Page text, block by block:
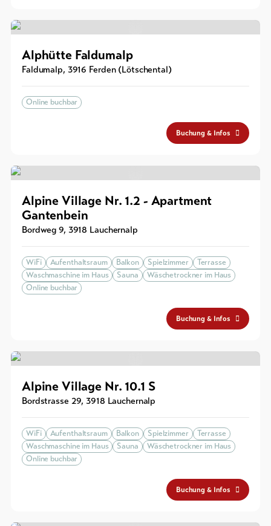
Alphütte Faldumalp
Faldumalp, 3916 Ferden (Lötschental)
Online buchbar
Buchung & Infos
Alpine Village Nr. 1.2 - Apartment
Gantenbein
Bordweg 9, 3918 Lauchernalp
WiFi Aufenthaltsraum Balkon Spielzimmer
Terrasse
Waschmaschine im Haus
Sauna
Wäschetrockner im Haus
Online buchbar
Buchung & Infos
Alpine Village Nr. 10.1 S
Bordstrasse 29, 3918 Lauchernalp
WiFi Aufenthaltsraum Balkon Spielzimmer
Terrasse
Waschmaschine im Haus
Sauna
Wäschetrockner im Haus
Online buchbar
Buchung & Infos